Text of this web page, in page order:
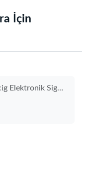
İçin
Sigara Tercih Edilmeli?